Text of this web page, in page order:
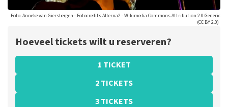
Foto: Anneke van Giersbergen - Fotocredits Alterna2 - Wikimedia Commons Attribution 2.0 Generic
(CC BY 2.0)
Hoeveel tickets wilt u reserveren?
1 TICKET
2 TICKETS
3 TICKETS